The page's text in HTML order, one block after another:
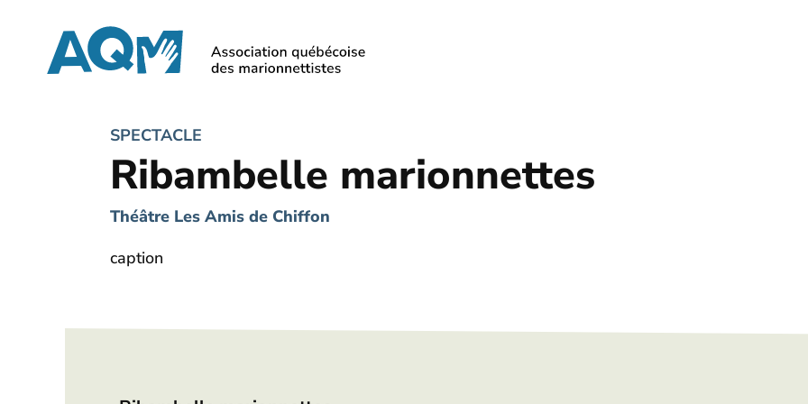
content
SPECTACLE
Ribambelle marionnettes
Théâtre Les Amis de Chiffon
caption